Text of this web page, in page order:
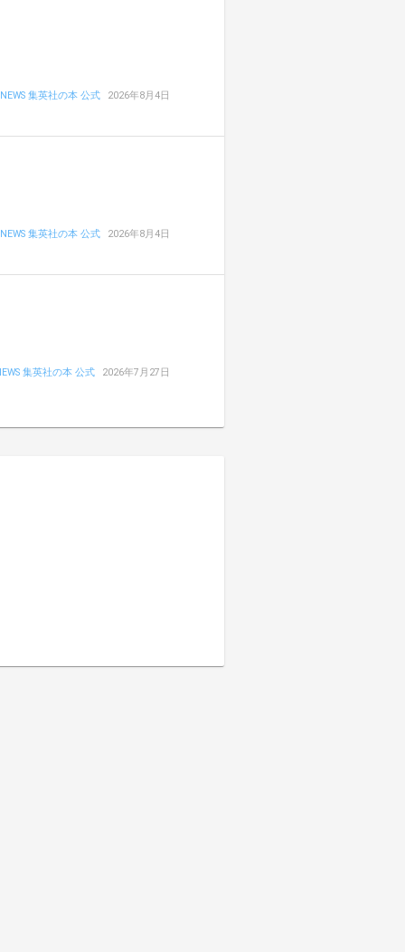
NEWS 集英社の本 公式 2026年8月4日
NEWS 集英社の本 公式 2026年8月4日
集英社の本 公式 2026年7月27日